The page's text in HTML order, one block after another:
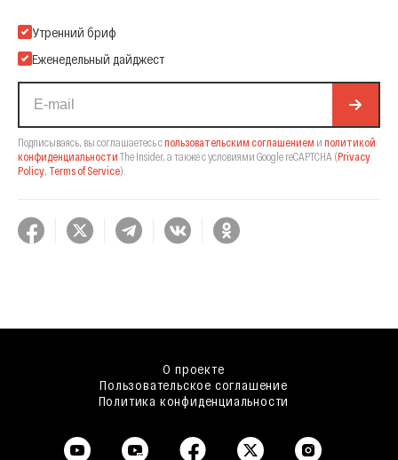
Подпишитесь на нашу Email-рассылку
Утренний бриф
Еженедельный дайджест
Подписываясь, вы соглашаетесь спользовательским соглашением и политикой
конфиденциальности The Insider, а также с условиями Google reCAPTCHA (Privacy
Policy, Terms of Service).
О проекте
Пользовательское соглашение
Политика конфиденциальности